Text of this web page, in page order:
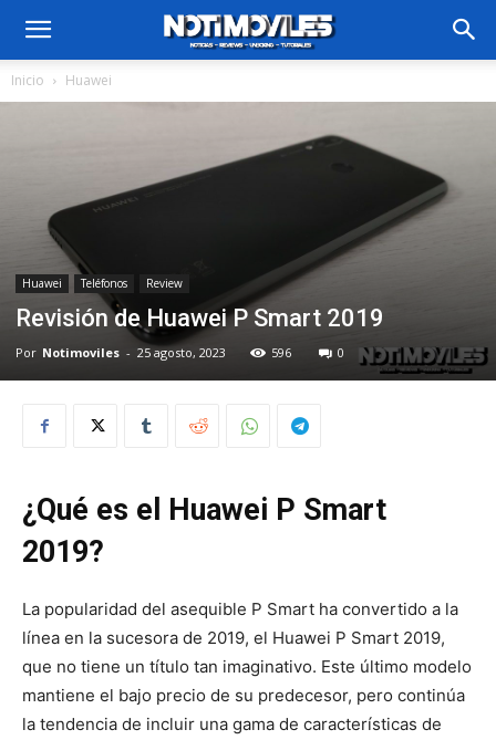
Inicio Huawei
Huawei Teléfonos Review
Revisión de Huawei P Smart 2019
Por Notimoviles - 25 agosto, 2023 596 0
¿Qué es el Huawei P Smart
2019?
La popularidad del asequible P Smart ha convertido a la
línea en la sucesora de 2019, el Huawei P Smart 2019,
que no tiene un título tan imaginativo. Este último modelo
mantiene el bajo precio de su predecesor, pero continúa
la tendencia de incluir una gama de características de